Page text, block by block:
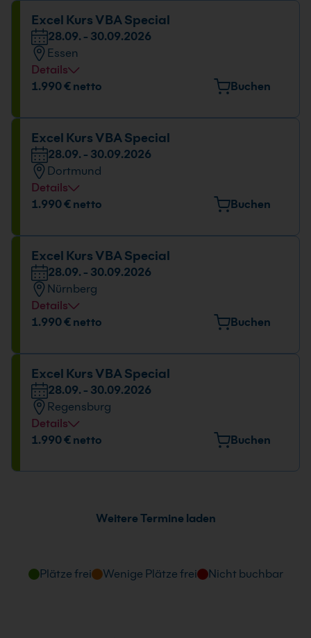
Datum und Uhrzeit
28.09. - 30.09.2026
09:00 - 16:00 Uhr
Excel Kurs VBA Special
28.09. - 30.09.2026
Essen
Details
Veranstaltungsort
Datum und Uhrzeit
28.09. - 30.09.2026
09:00 - 16:00 Uhr
1.990 € netto Buchen
Excel Kurs VBA Special
28.09. - 30.09.2026
Dortmund
Details
Veranstaltungsort
Datum und Uhrzeit
28.09. - 30.09.2026
09:00 - 16:00 Uhr
1.990 € netto Buchen
Excel Kurs VBA Special
28.09. - 30.09.2026
Nürnberg
Details
Veranstaltungsort
Datum und Uhrzeit
28.09. - 30.09.2026
09:00 - 16:00 Uhr
1.990 € netto Buchen
Excel Kurs VBA Special
28.09. - 30.09.2026
Regensburg
Details
Veranstaltungsort
28.09. - 30.09.2026
1.990 € netto Buchen
Weitere Termine laden
Plätze frei Wenige Plätze frei Nicht buchbar